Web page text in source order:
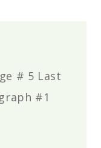
# 5 Last
#1